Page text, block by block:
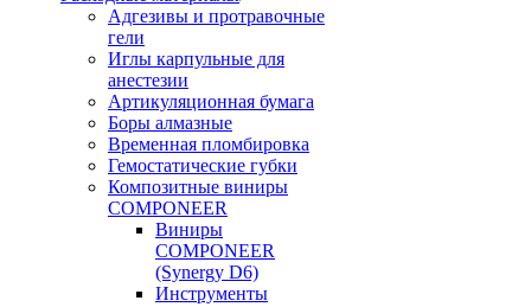
Адгезивы и протравочные
гели
Иглы карпульные для
анестезии
Артикуляционная бумага
Боры алмазные
Временная пломбировка
Гемостатические губки
Композитные виниры
COMPONEER
Виниры
COMPONEER
(Synergy D6)
Инструменты